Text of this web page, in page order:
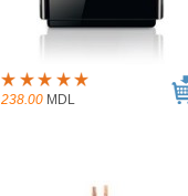
238.00 MDL